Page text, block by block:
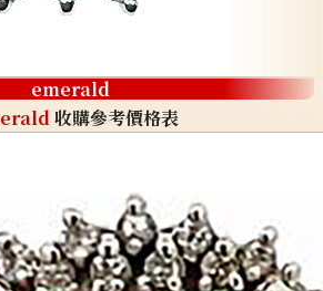
emerald
收購參考價格表